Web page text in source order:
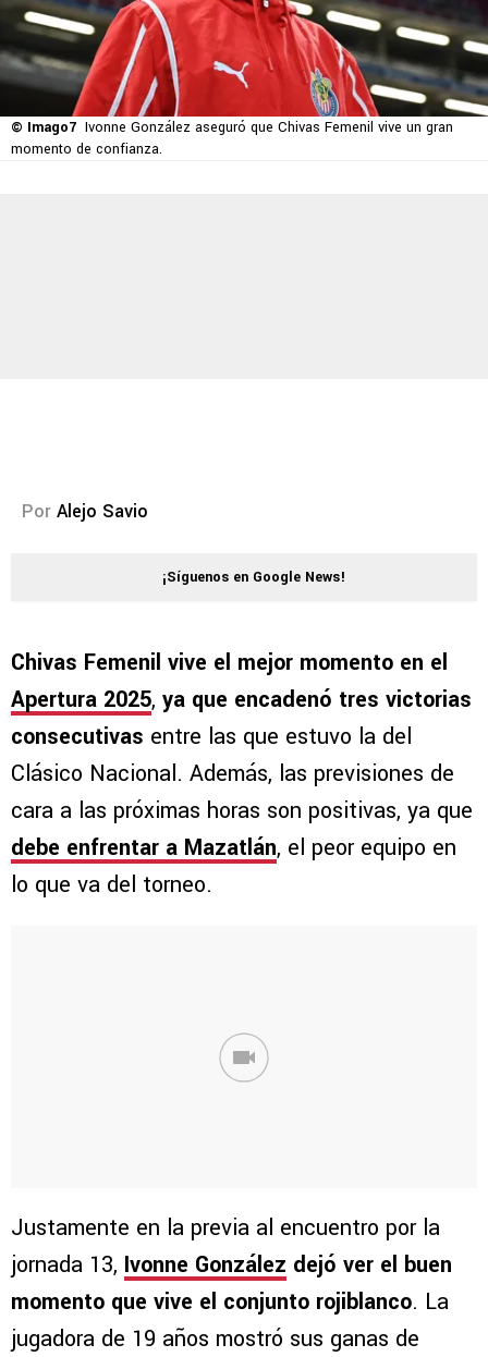
© Imago7 Ivonne González aseguró que Chivas Femenil vive un gran
momento de confianza.
Por Alejo Savio
¡Síguenos en Google News!
Chivas Femenil vive el mejor momento en el
Apertura 2025, ya que encadenó tres victorias
consecutivas entre las que estuvo la del
Clásico Nacional. Además, las previsiones de
cara a las próximas horas son positivas, ya que
debe enfrentar a Mazatlán, el peor equipo en
lo que va del torneo.
Justamente en la previa al encuentro por la
jornada 13, Ivonne González dejó ver el buen
momento que vive el conjunto rojiblanco. La
jugadora de 19 años mostró sus ganas de